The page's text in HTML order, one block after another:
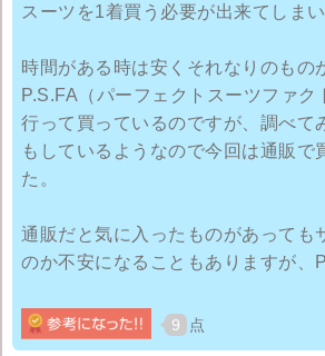
スーツを1着買う必要が出来てしまい
時間がある時は安くそれなりのもの
P.S.FA（パーフェクトスーツファク
行って買っているのですが、調べて
もしているようなので今回は通販で
た。
通販だと気に入ったものがあっても
のか不安になることもありますが、
らかじめ店舗でサイズを測ったこと
販サイトにも登録できるので利用し
は嬉しいですね。
9 点